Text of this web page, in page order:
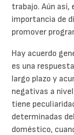
trabajo. Aún así,
importancia de
promover
Hay acuerdo
es una
largo plazo y
negativas a
tiene
determinadas
doméstico,